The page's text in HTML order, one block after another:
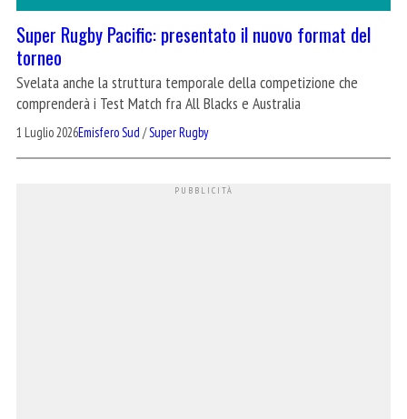
Super Rugby Pacific: presentato il nuovo format del
torneo
Svelata anche la struttura temporale della competizione che
comprenderà i Test Match fra All Blacks e Australia
1 Luglio 2026Emisfero Sud /Super Rugby